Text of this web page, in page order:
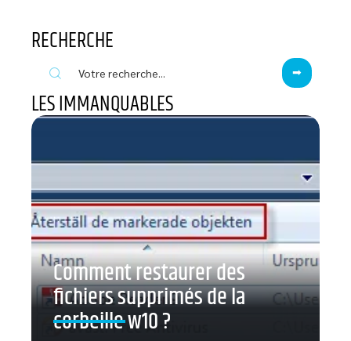
RECHERCHE
LES IMMANQUABLES
Comment restaurer des
fichiers supprimés de la
corbeille w10 ?